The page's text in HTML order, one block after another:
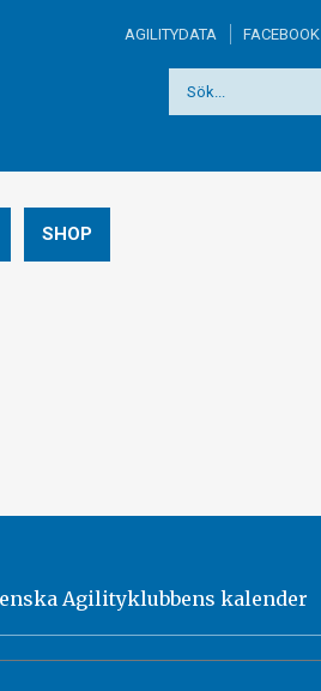
AGILITYDATA FACEBOOK
SHOP
Agilityklubbens kalender